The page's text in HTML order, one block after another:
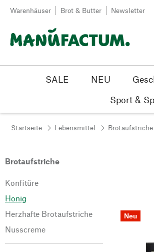
Zum Inhalt springen
Warenhäuser Brot & Butter Newsletter
SALE NEU
Sport &
Startseite Lebensmittel Brotaufstriche
Brotaufstriche
Konfitüre
Honig
Herzhafte Brotaufstriche
Nusscreme
Neu